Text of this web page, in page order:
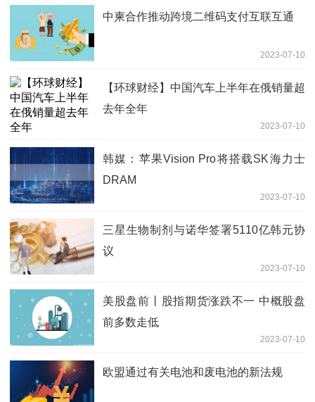
中柬合作推动跨境二维码支付互联互通
2023-07-10
【环球财经】中国汽车上半年在俄销量超
去年全年
2023-07-10
韩媒：苹果Vision Pro将搭载SK海力士
DRAM
2023-07-10
三星生物制剂与诺华签署5110亿韩元协
议
2023-07-10
美股盘前丨股指期货涨跌不一 中概股盘
前多数走低
2023-07-10
欧盟通过有关电池和废电池的新法规